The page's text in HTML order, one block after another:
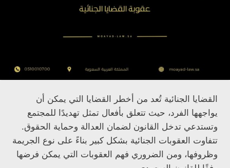
القضايا الجنائية تُعد من أخطر القضايا التي يمكن أن
يواجهها الفرد، حيث تتعلق بأفعال تمثل تهديدًا للمجتمع
وتستدعي تدخل القانون لضمان العدالة وحماية الحقوق.
تتفاوت العقوبات الجنائية بشكل كبير بناءً على نوع الجريمة
وظروفها، ومن الضروري فهم العقوبات التي يمكن فرضها